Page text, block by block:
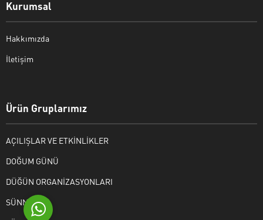
Kurumsal
Hakkımızda
İletişim
Ürün Gruplarımız
AÇILIŞLAR VE ETKİNLİKLER
DOĞUM GÜNÜ
DÜĞÜN ORGANİZASYONLARI
SÜNNET